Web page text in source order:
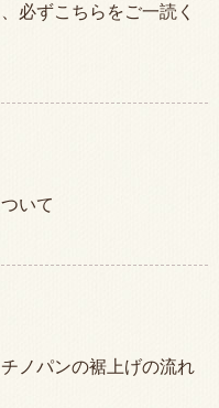
必ずこちらをご一読く
いて
ノパンの裾上げの流れ